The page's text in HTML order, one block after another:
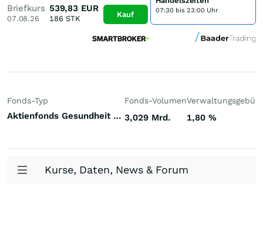
Briefkurs
07.08.26
539,83 EUR
186STK Kauf 07:30 bis 23:00 Uhr
Fonds-Typ
Aktienfonds Gesundheit / Pharma Welt
Fonds-Volumen
3,029 Mrd. 1,80 %
Kurse, Daten, News & Forum